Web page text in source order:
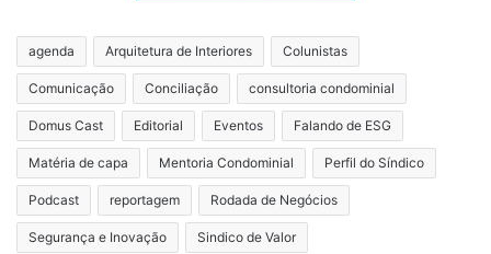
agenda Arquitetura de Interiores Colunistas
Comunicação Conciliação consultoria condominial
Domus Cast Editorial Eventos Falando de ESG
Matéria de capa Mentoria Condominial Perfil do Síndico
Podcast reportagem Rodada de Negócios
Segurança e Inovação Sindico de Valor